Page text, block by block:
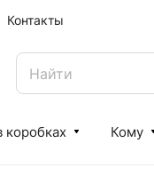
Контакты
коробках Кому